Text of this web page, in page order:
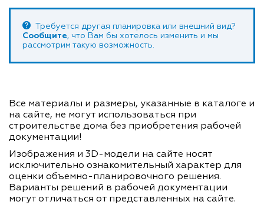
Требуется другая планировка или внешний вид?
Сообщите, что Вам бы хотелось изменить и мы
рассмотрим такую возможность.
Все материалы и размеры, указанные в каталоге и
на сайте, не могут использоваться при
строительстве дома без приобретения рабочей
документации!
Изображения и 3D-модели на сайте носят
исключительно ознакомительный характер для
оценки объемно-планировочного решения.
Варианты решений в рабочей документации
могут отличаться от представленных на сайте.